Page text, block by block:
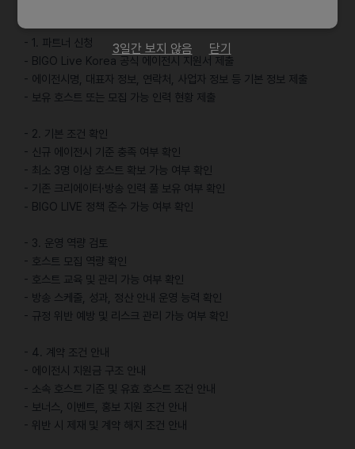
- 1. 파트너 신청
- BIGO Live Korea 공식 에이전시 지원서 제출
- 에이전시명, 대표자 정보, 연락처, 사업자 정보 등 기본 정보 제출
- 보유 호스트 또는 모집 가능 인력 현황 제출
- 2. 기본 조건 확인
- 신규 에이전시 기준 충족 여부 확인
- 최소 3명 이상 호스트 확보 가능 여부 확인
- 기존 크리에이터·방송 인력 풀 보유 여부 확인
- BIGO LIVE 정책 준수 가능 여부 확인
- 3. 운영 역량 검토
- 호스트 모집 역량 확인
- 호스트 교육 및 관리 가능 여부 확인
- 방송 스케줄, 성과, 정산 안내 운영 능력 확인
- 규정 위반 예방 및 리스크 관리 가능 여부 확인
- 4. 계약 조건 안내
- 에이전시 지원금 구조 안내
- 소속 호스트 기준 및 유효 호스트 조건 안내
- 보너스, 이벤트, 홍보 지원 조건 안내
- 위반 시 제재 및 계약 해지 조건 안내
3일간 보지 않음 닫기